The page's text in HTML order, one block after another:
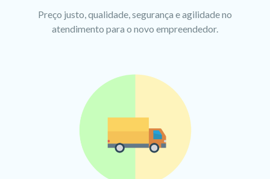
Preço justo, qualidade, segurança e agilidade no
atendimento para o novo empreendedor.